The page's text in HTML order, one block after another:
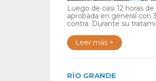
Luego de casi 12 horas
aprobada en general con
contra. Durante su
Leer más +
RÍO GRANDE